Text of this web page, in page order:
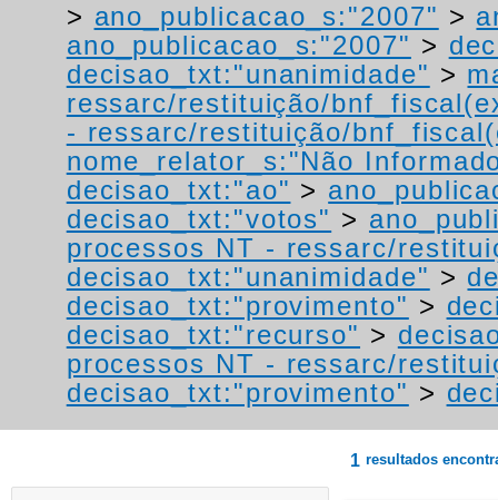
> ano_publicacao_s:"2007" >
ano_publicacao_s:"2007" >
decisao_txt:"unanimidade" >
ressarc/restituição/
- ressarc/restituição/
nome_relator_s:"Não
decisao_txt:"ao" >
decisao_txt:"votos" >
processos NT - ressarc/
decisao_txt:"unanimidade" >
decisao_txt:"provimento" >
decisao_txt:"recurso" >
processos NT - ressarc/
decisao_txt:"provimento" >
1 resultados